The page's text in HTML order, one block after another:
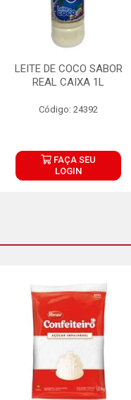
LEITE DE COCO SABOR
REAL CAIXA 1L
Código: 24392
FAÇA SEU
LOGIN